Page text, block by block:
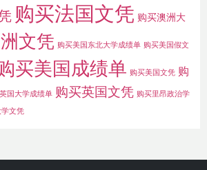
购买法国文凭 购买澳洲大
文凭 购买美国东北大学成绩单 购买美国假文
买美国成绩单 购买美国文凭 购
国大学成绩单 购买英国文凭 购买里昂政治学
学文凭